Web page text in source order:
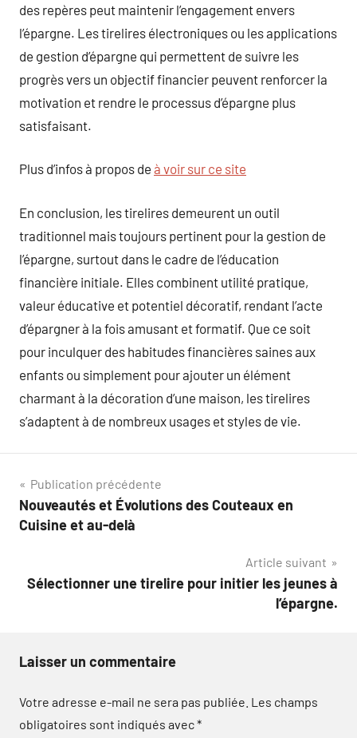
des repères peut maintenir l’engagement envers
l’épargne. Les tirelires électroniques ou les applications
de gestion d’épargne qui permettent de suivre les
progrès vers un objectif financier peuvent renforcer la
motivation et rendre le processus d’épargne plus
satisfaisant.
Plus d’infos à propos de à voir sur ce site
En conclusion, les tirelires demeurent un outil
traditionnel mais toujours pertinent pour la gestion de
l’épargne, surtout dans le cadre de l’éducation
financière initiale. Elles combinent utilité pratique,
valeur éducative et potentiel décoratif, rendant l’acte
d’épargner à la fois amusant et formatif. Que ce soit
pour inculquer des habitudes financières saines aux
enfants ou simplement pour ajouter un élément
charmant à la décoration d’une maison, les tirelires
s’adaptent à de nombreux usages et styles de vie.
Navigation
de
Publication précédente
Nouveautés et Évolutions des Couteaux en
Cuisine et au-delà
Article suivant
Sélectionner une tirelire pour initier les jeunes à
l’épargne.
Laisser un commentaire
Votre adresse e-mail ne sera pas publiée. Les champs
obligatoires sont indiqués avec*